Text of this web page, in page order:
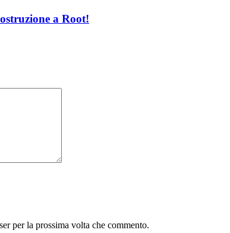
a Root!
per la prossima volta che commento.